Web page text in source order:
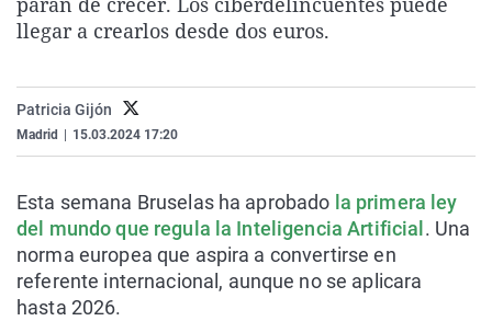
La rosa de los vientos
Como el perro y el
Caso
Equipo de
Extremadura
La Rioja
Virales
Elecciones
llegar a crearlos desde dos euros.
Patricia Gijón
Madrid 15.03.2024 17:20
Esta semana Bruselas ha aprobado la primera ley
del mundo que regula la Inteligencia Artificial . Una
norma europea que aspira a convertirse en
referente internacional, aunque no se aplicara
hasta 2026.